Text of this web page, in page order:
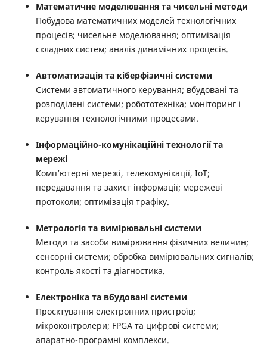
Математичне моделювання та чисельні методи
Побудова математичних моделей технологічних
процесів; чисельне моделювання; оптимізація
складних систем; аналіз динамічних процесів.
Автоматизація та кіберфізичні системи
Системи автоматичного керування; вбудовані та
розподілені системи; робототехніка; моніторинг і
керування технологічними процесами.
Інформаційно-комунікаційні технології та
мережі
Комп’ютерні мережі, телекомунікації, IoT;
передавання та захист інформації; мережеві
протоколи; оптимізація трафіку.
Метрологія та вимірювальні системи
Методи та засоби вимірювання фізичних величин;
сенсорні системи; обробка вимірювальних сигналів;
контроль якості та діагностика.
Електроніка та вбудовані системи
Проєктування електронних пристроїв;
мікроконтролери; FPGA та цифрові системи;
апаратно-програмні комплекси.